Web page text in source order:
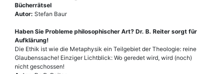
Bücherrätsel
Autor: Stefan Baur
Haben Sie Probleme philosophischer Art? Dr. B. Reiter sorgt für
Aufklärung!
Die Ethik ist wie die Metaphysik ein Teilgebiet der Theologie: reine
Glaubenssache! Einziger Lichtblick: Wo geredet wird, wird (noch)
nicht geschossen!